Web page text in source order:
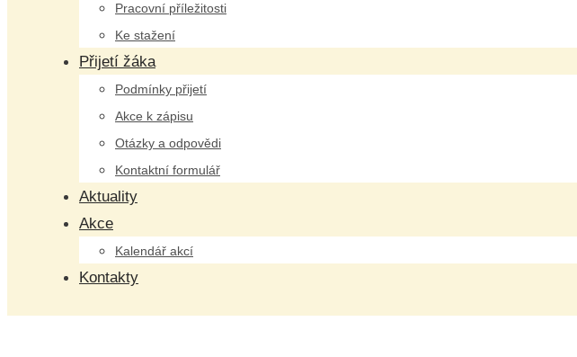
Pracovní příležitosti
Ke stažení
Přijetí žáka
Podmínky přijetí
Akce k zápisu
Otázky a odpovědi
Kontaktní formulář
Aktuality
Akce
Kalendář akcí
Kontakty